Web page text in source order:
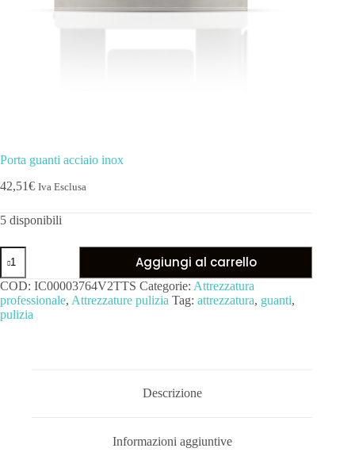
Porta guanti acciaio inox
42,51€ Iva Esclusa
5 disponibili
Aggiungi al carrello
COD: IC00003764V2TTS Categorie: Attrezzatura
professionale, Attrezzature pulizia Tag: attrezzatura, guanti,
pulizia
Descrizione
Informazioni aggiuntive